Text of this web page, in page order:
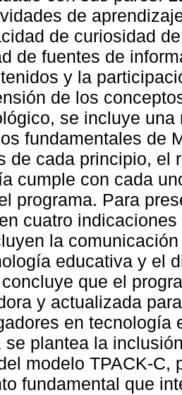
de
de curiosidad
de fuentes de
y la
de los
se incluye
fundamentales de
de cada principio, el
cumple con cada
programa. Para
cuatro
la
educativa y el
que el
y actualizada
en tecnología
se plantea la
modelo TPACK-C,
fundamental que